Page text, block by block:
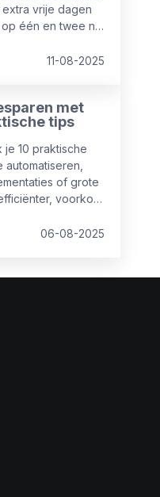
vrije dagen
één en twee na
prioriteit. Echter
11-08-2025
met
tips
10 praktische
of grote
voorkom
06-08-2025